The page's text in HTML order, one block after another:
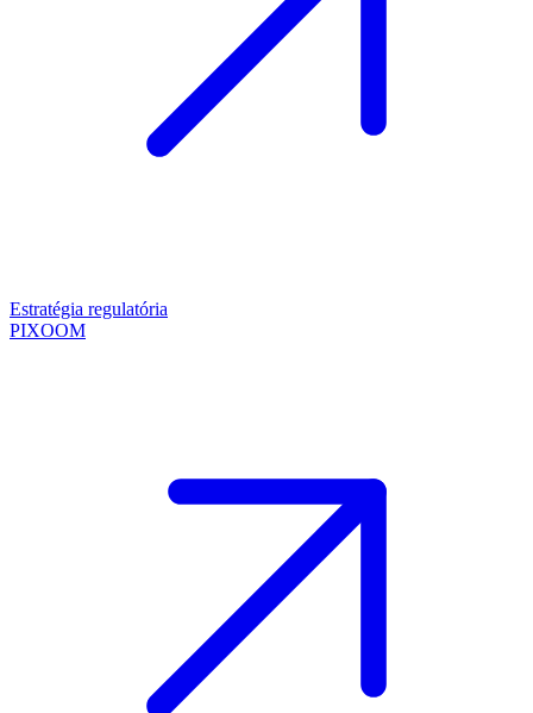
Estratégia regulatória
PIXOOM